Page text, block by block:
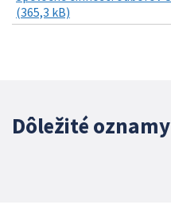
(365,3 kB)
Dôležité oznamy